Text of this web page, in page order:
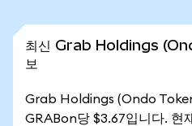
최신 Grab Holdings
보
Grab Holdings (Ondo
GRABon당 $3.67입니다. 현